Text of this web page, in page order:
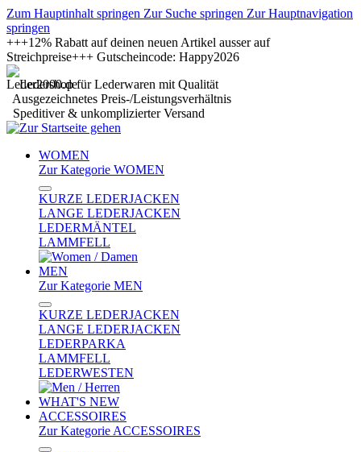
Zum Hauptinhalt springen Zur Suche springen Zur Hauptnavigation
springen
+++12% Rabatt auf deinen neuen Artikel ausser auf
Streichpreise+++ Gutscheincode: Happy2026
Ledershop für Lederwaren mit Qualität
Ausgezeichnetes Preis-/Leistungsverhältnis
Speditiver & unkomplizierter Versand
WOMEN
Zur Kategorie WOMEN
KURZE LEDERJACKEN
LANGE LEDERJACKEN
LEDERMÄNTEL
LAMMFELL
MEN
Zur Kategorie MEN
KURZE LEDERJACKEN
LANGE LEDERJACKEN
LEDERPARKA
LAMMFELL
LEDERWESTEN
WHAT'S NEW
ACCESSOIRES
Zur Kategorie ACCESSOIRES